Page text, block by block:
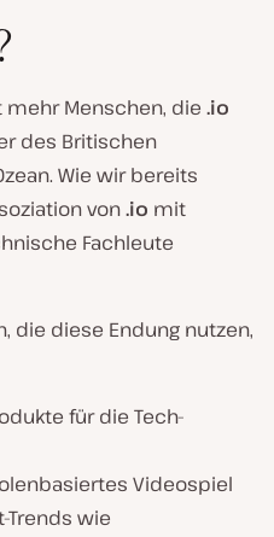
mehr Menschen, die .io
des Britischen
Wie wir bereits
von.io mit
Fachleute
die diese Endung nutzen,
für die Tech-
Videospiel
wie